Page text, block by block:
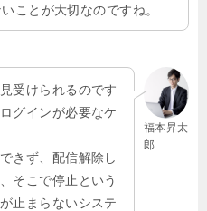
ことが大切なのですね。
福本昇太
郎
受けられるのです
グインが必要なケ
きず、配信解除し
そこで停止という
止まらないシステ